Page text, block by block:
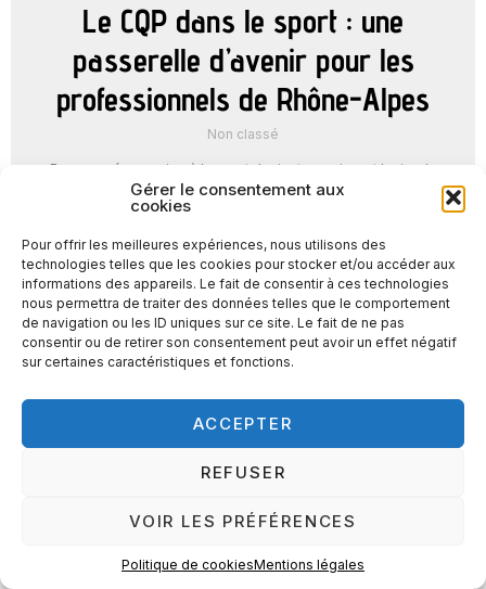
Gérer le consentement aux
cookies
Pour offrir les meilleures expériences, nous utilisons des
technologies telles que les cookies pour stocker et/ou accéder aux
informations des appareils. Le fait de consentir à ces technologies
nous permettra de traiter des données telles que le comportement
de navigation ou les ID uniques sur ce site. Le fait de ne pas
consentir ou de retirer son consentement peut avoir un effet négatif
sur certaines caractéristiques et fonctions.
ACCEPTER
REFUSER
VOIR LES PRÉFÉRENCES
Politique de cookiesMentions légales
Le CQP dans le sport : une
passerelle d’avenir pour les
professionnels de Rhône-Alpes
Non classé
Dans une économie où le sport devient un puissant levier de
cohésion et d’emploi, le CQP se positionne comme l’outil de
valorisation par excellence des ...
LIRE LA SUITE →